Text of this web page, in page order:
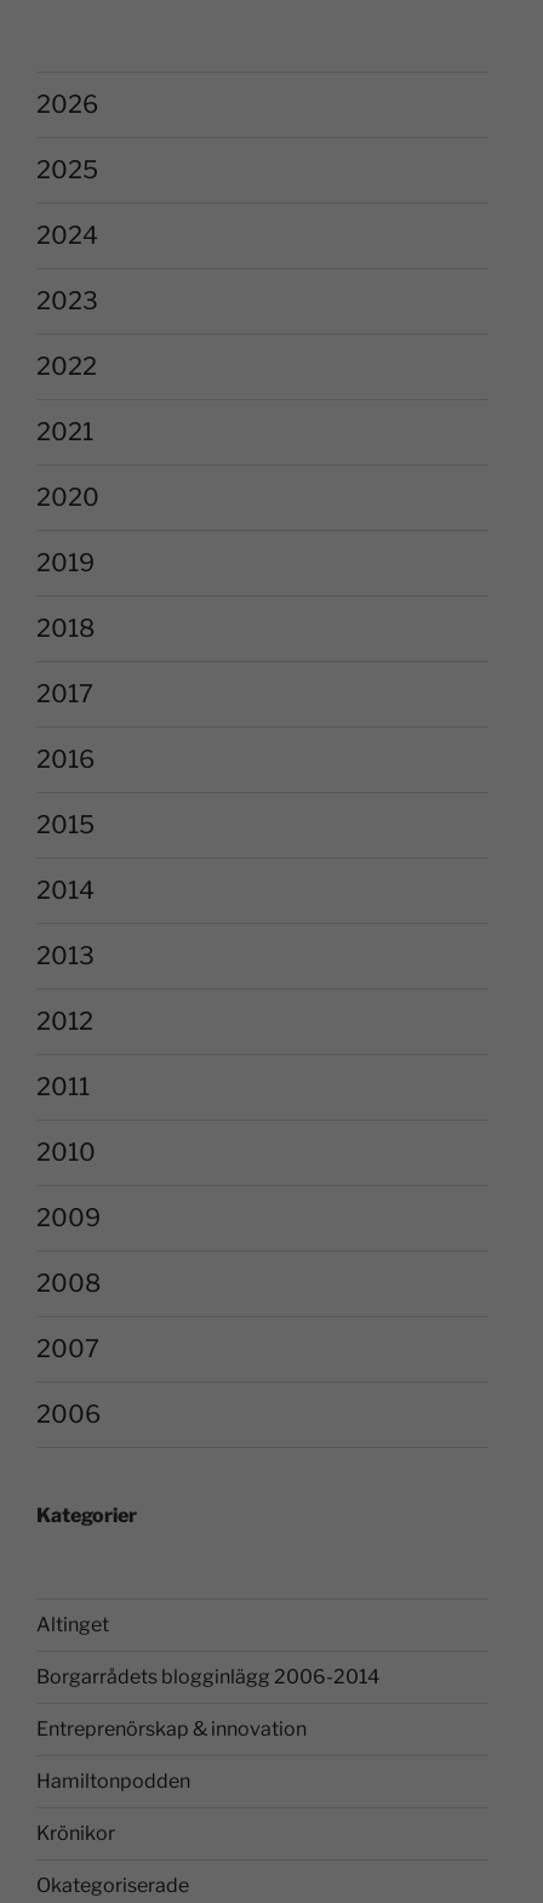
2026
2025
2024
2023
2022
2021
2020
2019
2018
2017
2016
2015
2014
2013
2012
2011
2010
2009
2008
2007
2006
Kategorier
Altinget
Borgarrådets blogginlägg 2006-2014
Entreprenörskap & innovation
Hamiltonpodden
Krönikor
Okategoriserade